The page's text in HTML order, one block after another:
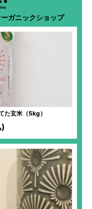
ガニックショップ
た玄米（5kg）